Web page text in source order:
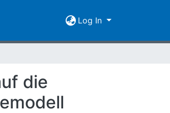
Log In
die